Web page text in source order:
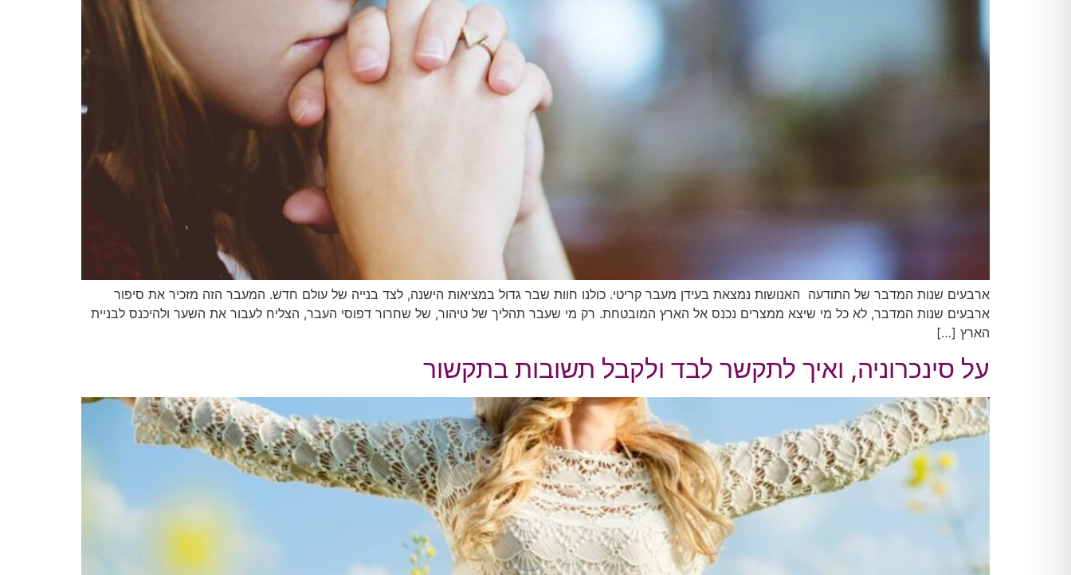
ארבעים שנות המדבר של התודעה האנושות נמצאת בעידן מעבר קריטי. כולנו חוות שבר גדול במציאות הישנה, לצד בנייה של עולם חדש. המעבר הזה מזכיר את סיפור
ארבעים שנות המדבר, לא כל מי שיצא ממצרים נכנס אל הארץ המובטחת. רק מי שעבר תהליך של טיהור, של שחרור דפוסי העבר, הצליח לעבור את השער ולהיכנס לבניית
הארץ […]
על סינכרוניה, ואיך לתקשר לבד ולקבל תשובות בתקשור